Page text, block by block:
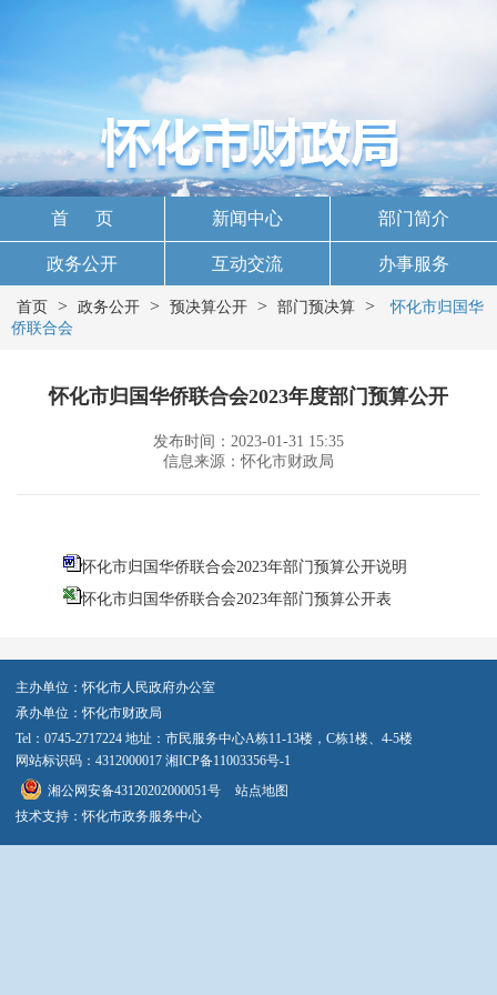
首 页 新闻中心 部门简介
政务公开 互动交流 办事服务
首页 > 政务公开 > 预决算公开 > 部门预决算 >
怀化市归国华
侨联合会
怀化市归国华侨联合会2023年度部门预算公开
发布时间：2023-01-31 15:35
信息来源：怀化市财政局
怀化市归国华侨联合会2023年部门预算公开说明
怀化市归国华侨联合会2023年部门预算公开表
主办单位：怀化市人民政府办公室
承办单位：怀化市财政局
Tel：0745-2717224 地址：市民服务中心A栋11-13楼，C栋1楼、4-5楼
网站标识码：4312000017 湘ICP备11003356号-1
湘公网安备43120202000051号
站点地图
技术支持：怀化市政务服务中心